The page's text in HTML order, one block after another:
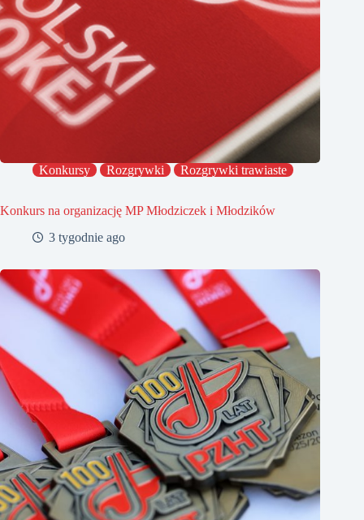
Konkursy Rozgrywki Rozgrywki trawiaste
Konkurs na organizację MP Młodziczek i Młodzików
3 tygodnie ago